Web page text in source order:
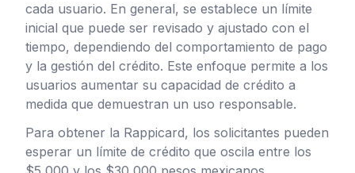
cada usuario. En general, se establece un límite
inicial que puede ser revisado y ajustado con el
tiempo, dependiendo del comportamiento de pago
y la gestión del crédito. Este enfoque permite a los
usuarios aumentar su capacidad de crédito a
medida que demuestran un uso responsable.
Para obtener la Rappicard, los solicitantes pueden
esperar un límite de crédito que oscila entre los